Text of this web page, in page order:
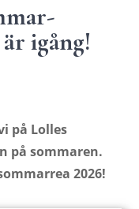
igång!
på Lolles
på sommaren.
2026!